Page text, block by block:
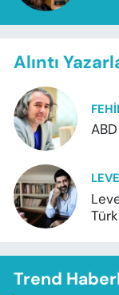
Alıntı
Trend